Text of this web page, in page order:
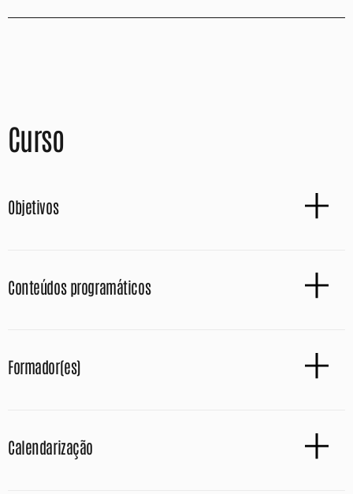
Curso
Objetivos
Conteúdos programáticos
Formador(es)
Calendarização